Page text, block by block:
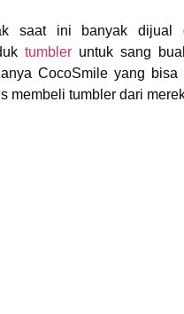
saat ini banyak dijual
tumbleruntuk sang
CocoSmile yang
membeli tumbler dari